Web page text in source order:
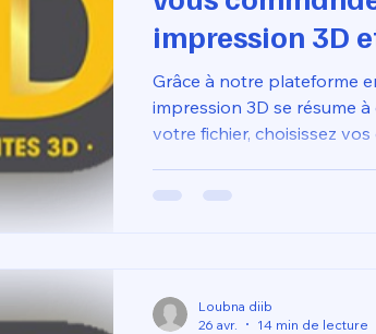
impression 3D
livrer
grâce à notre
d'impression
quelques clics
Grâce à notre plateforme
impression 3D se résume
votre fichier, choisissez
vous permet de bénéficier
Loubna diib
26 avr.
14 min de lecture